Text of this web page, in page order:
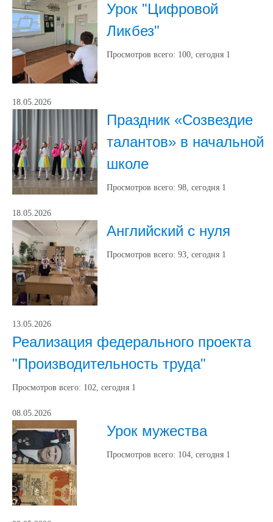
Урок "Цифровой
Ликбез"
Просмотров всего: 100, сегодня 1
18.05.2026
Праздник «Созвездие
талантов» в начальной
школе
Просмотров всего: 98, сегодня 1
18.05.2026
Английский с нуля
Просмотров всего: 93, сегодня 1
13.05.2026
Реализация федерального проекта
"Производительность труда"
Просмотров всего: 102, сегодня 1
08.05.2026
Урок мужества
Просмотров всего: 104, сегодня 1